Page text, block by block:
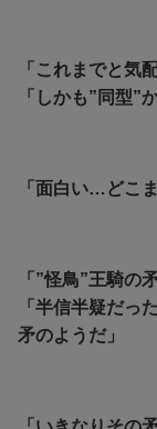
「これまでと気
「しかも”同型”か
「面白い…どこ
「”怪鳥”王騎の
「半信半疑だっ
矛のようだ」